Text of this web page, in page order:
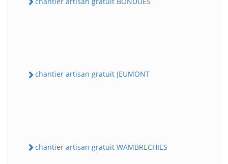
chantier artisan gratuit JEUMONT
chantier artisan gratuit WAMBRECHIES